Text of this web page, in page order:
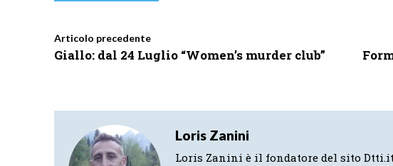
Articolo precedente
Giallo: dal 24 Luglio “Women’s murder club”
Loris Zanini
Loris Zanini è il fondatore del sito